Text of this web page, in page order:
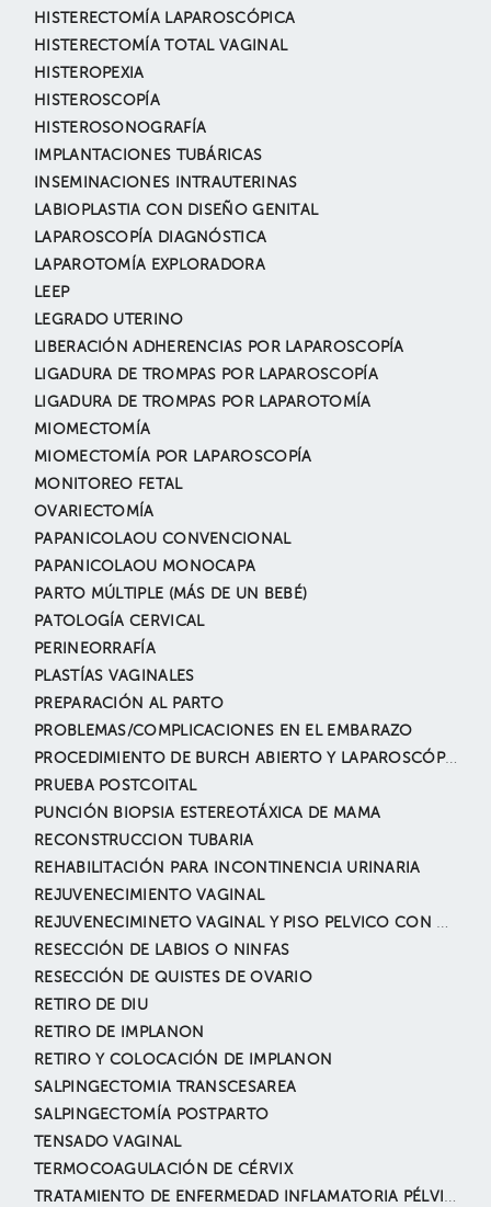
HISTERECTOMÍA LAPAROSCÓPICA
HISTERECTOMÍA TOTAL VAGINAL
HISTEROPEXIA
HISTEROSCOPÍA
HISTEROSONOGRAFÍA
IMPLANTACIONES TUBÁRICAS
INSEMINACIONES INTRAUTERINAS
LABIOPLASTIA CON DISEÑO GENITAL
LAPAROSCOPÍA DIAGNÓSTICA
LAPAROTOMÍA EXPLORADORA
LEEP
LEGRADO UTERINO
LIBERACIÓN ADHERENCIAS POR LAPAROSCOPÍA
LIGADURA DE TROMPAS POR LAPAROSCOPÍA
LIGADURA DE TROMPAS POR LAPAROTOMÍA
MIOMECTOMÍA
MIOMECTOMÍA POR LAPAROSCOPÍA
MONITOREO FETAL
OVARIECTOMÍA
PAPANICOLAOU CONVENCIONAL
PAPANICOLAOU MONOCAPA
PARTO MÚLTIPLE (MÁS DE UN BEBÉ)
PATOLOGÍA CERVICAL
PERINEORRAFÍA
PLASTÍAS VAGINALES
PREPARACIÓN AL PARTO
PROBLEMAS/COMPLICACIONES EN EL EMBARAZO
PROCEDIMIENTO DE BURCH ABIERTO Y LAPAROSCÓPICO
PRUEBA POSTCOITAL
PUNCIÓN BIOPSIA ESTEREOTÁXICA DE MAMA
RECONSTRUCCION TUBARIA
REHABILITACIÓN PARA INCONTINENCIA URINARIA
REJUVENECIMIENTO VAGINAL
REJUVENECIMINETO VAGINAL Y PISO PELVICO CON PRP
RESECCIÓN DE LABIOS O NINFAS
RESECCIÓN DE QUISTES DE OVARIO
RETIRO DE DIU
RETIRO DE IMPLANON
RETIRO Y COLOCACIÓN DE IMPLANON
SALPINGECTOMIA TRANSCESAREA
SALPINGECTOMÍA POSTPARTO
TENSADO VAGINAL
TERMOCOAGULACIÓN DE CÉRVIX
TRATAMIENTO DE ENFERMEDAD INFLAMATORIA PÉLVICA POR LAPAROSCÓPIA